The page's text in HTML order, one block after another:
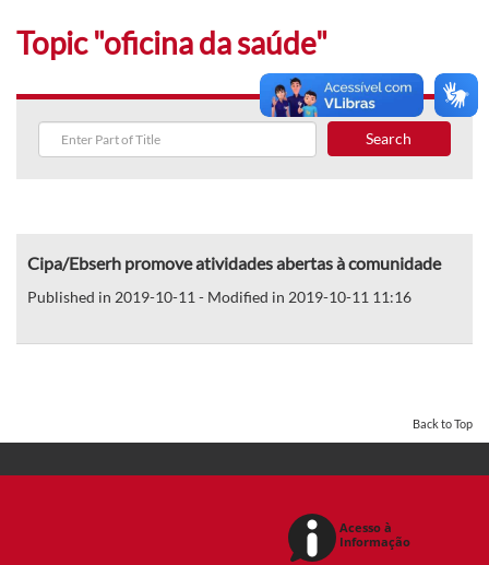
Topic "oficina da saúde"
Search
Cipa/Ebserh promove atividades abertas à comunidade
Published in 2019-10-11 - Modified in 2019-10-11 11:16
Back to Top